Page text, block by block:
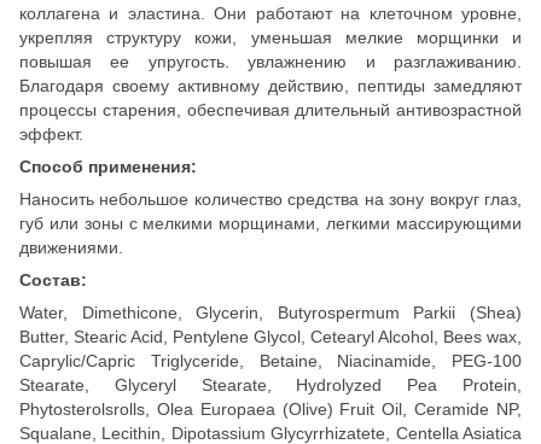
коллагена и эластина. Они работают на клеточном уровне,
укрепляя структуру кожи, уменьшая мелкие морщинки и
повышая ее упругость. увлажнению и разглаживанию.
Благодаря своему активному действию, пептиды замедляют
процессы старения, обеспечивая длительный антивозрастной
эффект.
Способ применения:
Наносить небольшое количество средства на зону вокруг глаз,
губ или зоны с мелкими морщинами, легкими массирующими
движениями.
Состав:
Water, Dimethicone, Glycerin, Butyrospermum Parkii (Shea)
Butter, Stearic Acid, Pentylene Glycol, Cetearyl Alcohol, Bees wax,
Caprylic/Capric Triglyceride, Betaine, Niacinamide, PEG-100
Stearate, Glyceryl Stearate, Hydrolyzed Pea Protein,
Phytosterolsrolls, Olea Europaea (Olive) Fruit Oil, Ceramide NP,
Squalane, Lecithin, Dipotassium Glycyrrhizatete, Centella Asiatica